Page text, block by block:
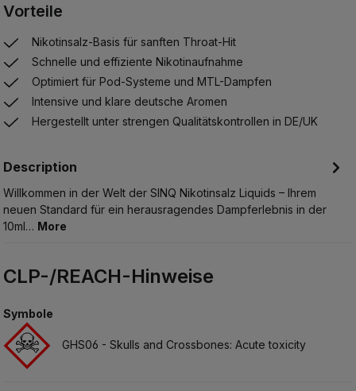
Vorteile
Nikotinsalz-Basis für sanften Throat-Hit
Schnelle und effiziente Nikotinaufnahme
Optimiert für Pod-Systeme und MTL-Dampfen
Intensive und klare deutsche Aromen
Hergestellt unter strengen Qualitätskontrollen in DE/UK
Description
Willkommen in der Welt der SINQ Nikotinsalz Liquids – Ihrem
neuen Standard für ein herausragendes Dampferlebnis in der
10ml… More
CLP-/REACH-Hinweise
Symbole
GHS06 - Skulls and Crossbones: Acute toxicity